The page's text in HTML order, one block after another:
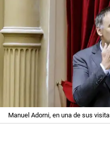
Manuel Adorni, en una de sus